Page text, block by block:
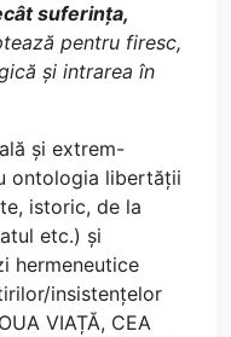
suferința,
pentru firesc,
și intrarea în
și extrem-
ontologia libertății
istoric, de la
etc.) și
hermeneutice
insistențelor
VIAȚĂ, CEA